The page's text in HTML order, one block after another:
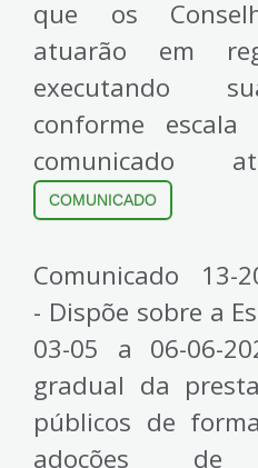
que os
atuarão em
executando
conforme
comunicado
COMUNICADO
Comunicado 13-
- Dispõe sobre a
03-05 a 06-06-
gradual da
públicos de
adoções